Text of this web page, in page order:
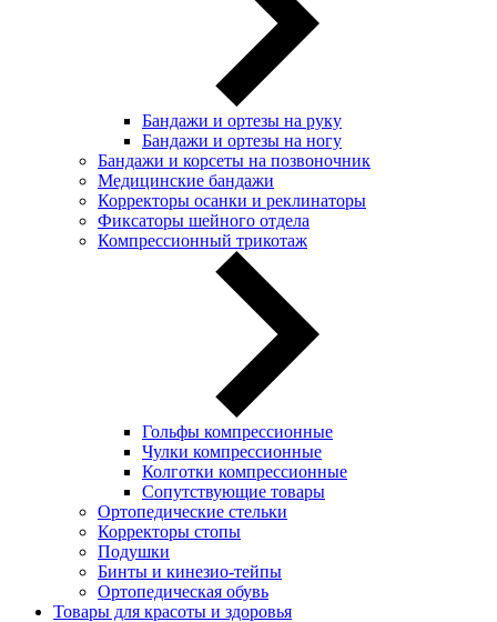
Бандажи и ортезы на руку
Бандажи и ортезы на ногу
Бандажи и корсеты на позвоночник
Медицинские бандажи
Корректоры осанки и реклинаторы
Фиксаторы шейного отдела
Компрессионный трикотаж
Гольфы компрессионные
Чулки компрессионные
Колготки компрессионные
Сопутствующие товары
Ортопедические стельки
Корректоры стопы
Подушки
Бинты и кинезио-тейпы
Ортопедическая обувь
Товары для красоты и здоровья